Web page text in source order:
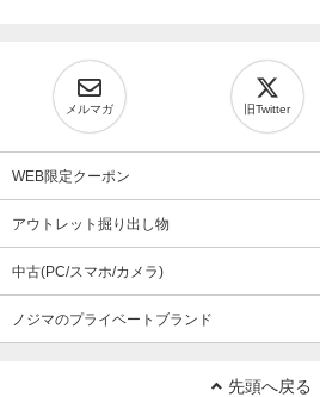
メルマガ 旧Twitter
WEB限定クーポン
アウトレット掘り出し物
中古(PC/スマホ/カメラ)
ノジマのプライベートブランド
先頭へ戻る